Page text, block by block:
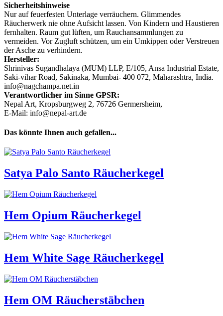
Sicherheitshinweise
Nur auf feuerfesten Unterlage verräuchern. Glimmendes
Räucherwerk nie ohne Aufsicht lassen. Von Kindern und Haustieren
fernhalten. Raum gut lüften, um Rauchansammlungen zu
vermeiden. Vor Zugluft schützen, um ein Umkippen oder Verstreuen
der Asche zu verhindern.
Hersteller:
Shrinivas Sugandhalaya (MUM) LLP, E/105, Ansa Industrial Estate,
Saki-vihar Road, Sakinaka, Mumbai- 400 072, Maharashtra, India.
info@nagchampa.net.in
Verantwortlicher im Sinne GPSR:
Nepal Art, Kropsburgweg 2, 76726 Germersheim,
E-Mail: info@nepal-art.de
Das könnte Ihnen auch gefallen...
Satya Palo Santo Räucherkegel
Hem Opium Räucherkegel
Hem White Sage Räucherkegel
Hem OM Räucherstäbchen